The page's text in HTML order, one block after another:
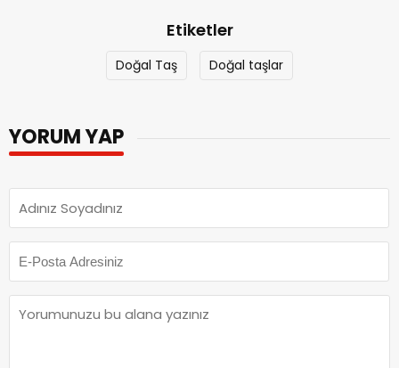
Etiketler
Doğal Taş Doğal taşlar
YORUM YAP